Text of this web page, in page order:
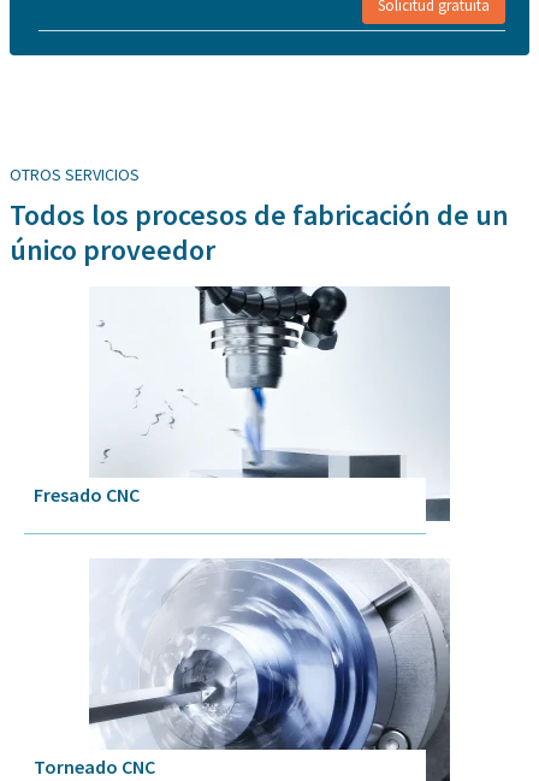
Solicitud gratuita
OTROS SERVICIOS
Todos los procesos de fabricación de un
único proveedor
Fresado CNC
Torneado CNC